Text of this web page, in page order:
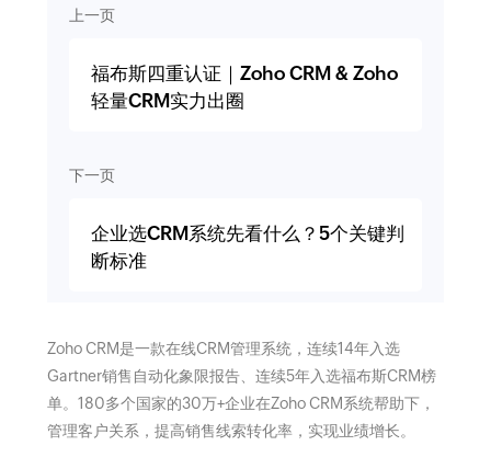
上一页
福布斯四重认证｜Zoho CRM & Zoho
轻量CRM实力出圈
下一页
企业选CRM系统先看什么？5个关键判
断标准
Zoho CRM是一款在线CRM管理系统，连续14年入选
Gartner销售自动化象限报告、连续5年入选福布斯CRM榜
单。180多个国家的30万+企业在Zoho CRM系统帮助下，
管理客户关系，提高销售线索转化率，实现业绩增长。